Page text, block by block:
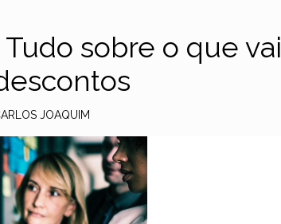
sobre o que vai
JOAQUIM